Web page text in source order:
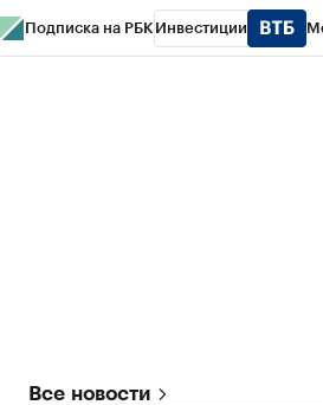
Подписка на РБК Инвестиции
Все новости